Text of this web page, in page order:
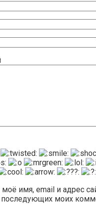
моё имя, email и адрес
последующих моих